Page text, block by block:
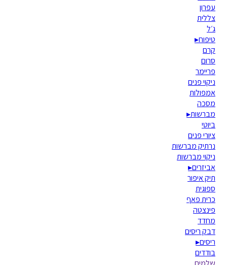
עפרון
צללית
ג׳ל
טיפוח▸
קרם
סרום
פריימר
ניקוי פנים
אמפולות
מסכה
מברשות▸
ביוטי
ציורי פנים
נרתיק מברשות
ניקוי מברשות
אביזרים▸
תיק איפור
ספוגית
כרית פאף
פינצטה
מחדד
דבק ריסים
ריסים▸
בודדים